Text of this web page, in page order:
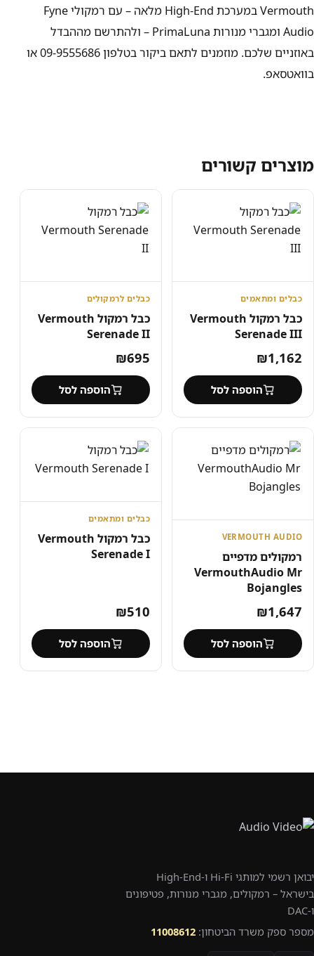
Vermouth במערכת High-End מלאה – עם רמקולי Fyne
Audio ומגברי מנורות PrimaLuna – ולהתרשם מההבדל
באוזניים שלכם. מוזמנים לתאם ביקור בטלפון 09-9555686 או
בוואטסאפ.
מוצרים קשורים
כבלים ומתאמים
כבל רמקול Vermouth
Serenade III
₪1,162
הוספה לסל
כבלים לרמקולים
כבל רמקול Vermouth
Serenade II
₪695
הוספה לסל
VERMOUTH AUDIO
רמקולים מדפיים
VermouthAudio Mr
Bojangles
₪1,647
הוספה לסל
כבלים ומתאמים
כבל רמקול Vermouth
Serenade I
₪510
הוספה לסל
יבואן רשמי למותגי Hi-Fi ו-High-End
בישראל – רמקולים, מגברי מנורות, פטיפונים
ו-DAC
מספר ספק משרד הביטחון: 11008612